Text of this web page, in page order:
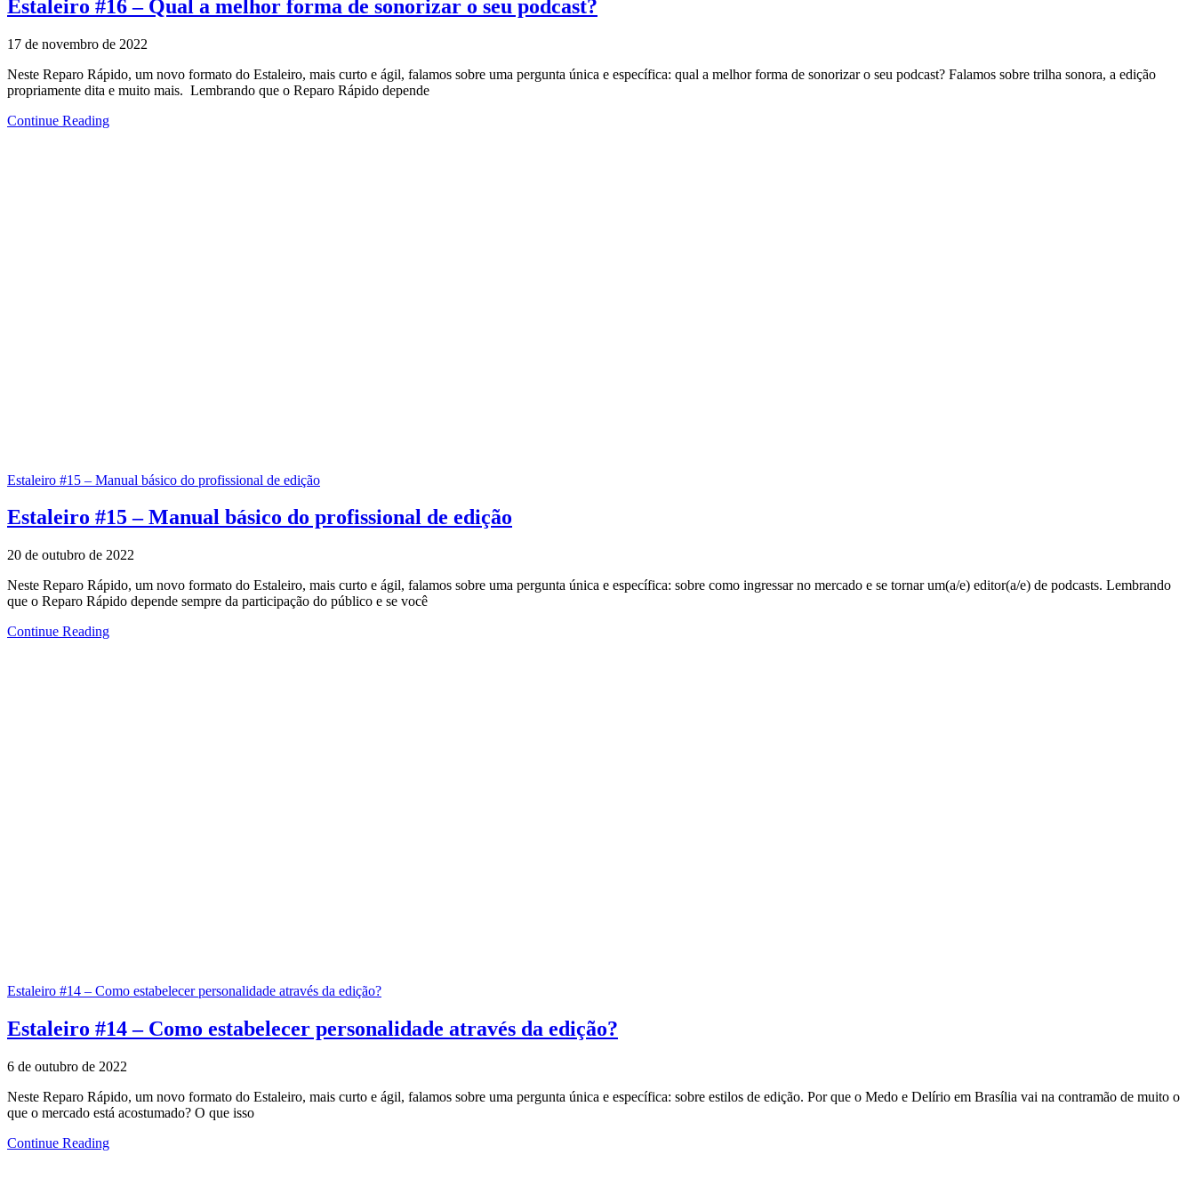
Estaleiro #16 – Qual a melhor forma de sonorizar o seu podcast?
17 de novembro de 2022
Neste Reparo Rápido, um novo formato do Estaleiro, mais curto e ágil, falamos sobre uma pergunta única e específica: qual a melhor forma de sonorizar o seu podcast? Falamos sobre trilha sonora, a edição
propriamente dita e muito mais. Lembrando que o Reparo Rápido depende
Continue Reading
Estaleiro #15 – Manual básico do profissional de edição
Estaleiro #15 – Manual básico do profissional de edição
20 de outubro de 2022
Neste Reparo Rápido, um novo formato do Estaleiro, mais curto e ágil, falamos sobre uma pergunta única e específica: sobre como ingressar no mercado e se tornar um(a/e) editor(a/e) de podcasts. Lembrando
que o Reparo Rápido depende sempre da participação do público e se você
Continue Reading
Estaleiro #14 – Como estabelecer personalidade através da edição?
Estaleiro #14 – Como estabelecer personalidade através da edição?
6 de outubro de 2022
Neste Reparo Rápido, um novo formato do Estaleiro, mais curto e ágil, falamos sobre uma pergunta única e específica: sobre estilos de edição. Por que o Medo e Delírio em Brasília vai na contramão de muito o
que o mercado está acostumado? O que isso
Continue Reading